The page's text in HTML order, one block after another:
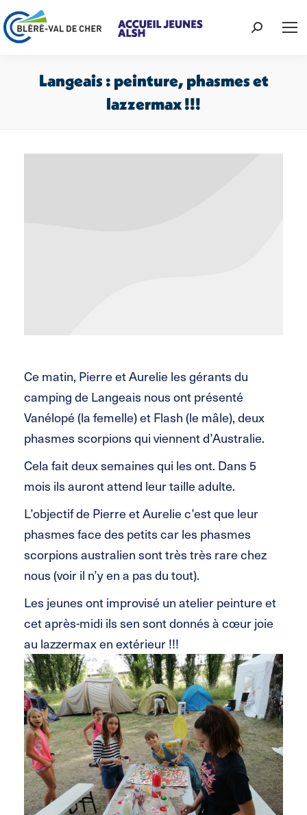
Recherche
Langeais : peinture, phasmes et
lazzermax !!!
Ce matin, Pierre et Aurelie les gérants du
camping de Langeais nous ont présenté
Vanélopé (la femelle) et Flash (le mâle), deux
phasmes scorpions qui viennent d’Australie.
Cela fait deux semaines qui les ont. Dans 5
mois ils auront attend leur taille adulte.
L’objectif de Pierre et Aurelie c’est que leur
phasmes face des petits car les phasmes
scorpions australien sont très très rare chez
nous (voir il n’y en a pas du tout).
Les jeunes ont improvisé un atelier peinture et
cet après-midi ils sen sont donnés à cœur joie
au lazzermax en extérieur !!!